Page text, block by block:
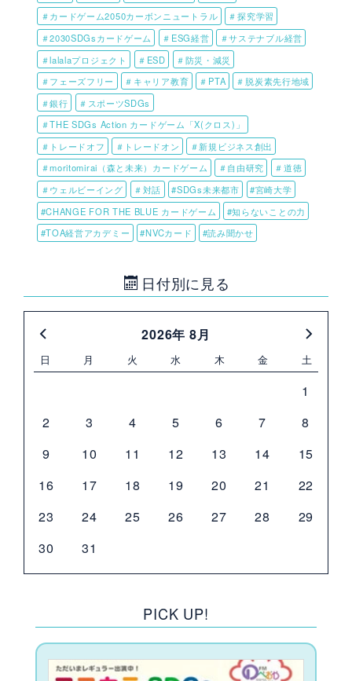
＃カードゲーム2050カーボンニュートラル
＃探究学習
＃2030SDGsカードゲーム
＃ESG経営
＃サステナブル経営
＃lalalaプロジェクト
＃ESD
＃防災・減災
＃フェーズフリー
＃キャリア教育 ＃PTA
＃脱炭素先行地域
＃銀行
＃スポーツSDGs
＃THE SDGs Action カードゲーム「X(クロス)」
＃トレードオフ
＃トレードオン
＃新規ビジネス創出
＃moritomirai（森と未来）カードゲーム
＃自由研究
＃道徳
＃ウェルビーイング
＃対話 #SDGs未来都市
#宮崎大学
#CHANGE FOR THE BLUE カードゲーム
#知らないことの力
#TOA経営アカデミー
#NVCカード #読み聞かせ
日付別に見る
2026年 8月
日 月 火 水 木 金 土
1
2
3 4 5 6 7
8
9
10 11 12 13 14
15
16
17 18 19 20 21
22
23
24 25 26 27 28
29
30
31
PICK UP!